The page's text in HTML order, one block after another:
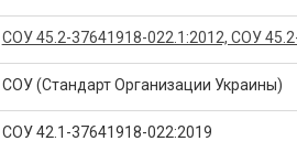
СОУ 45.2-37641918-022.1:2012, СОУ
СОУ (Стандарт Организации Украины)
СОУ 42.1-37641918-022:2019